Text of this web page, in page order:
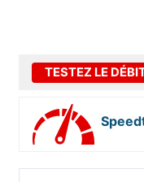
TESTEZ LE